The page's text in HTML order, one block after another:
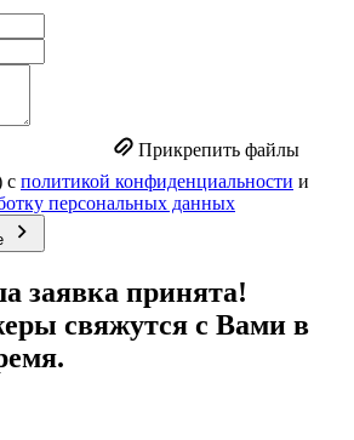
Прикрепить файлы
с политикой конфиденциальности и
персональных данных
заявка принята!
свяжутся с Вами в